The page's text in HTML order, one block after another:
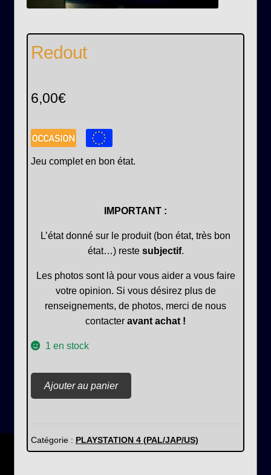
Redout
6,00€
Jeu complet en bon état.
IMPORTANT :
L’état donné sur le produit (bon état, très bon
état…) reste subjectif.
Les photos sont là pour vous aider a vous faire
votre opinion. Si vous désirez plus de
renseignements, de photos, merci de nous
contacter avant achat !
1 en stock
de
Ajouter au panier
Catégorie : PLAYSTATION 4 (PAL/JAP/US)